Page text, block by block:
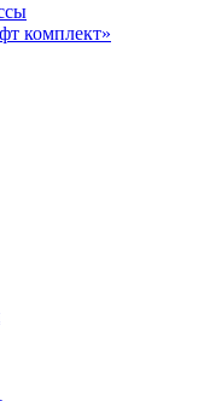
комплект»